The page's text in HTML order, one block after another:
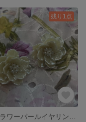
残り1点